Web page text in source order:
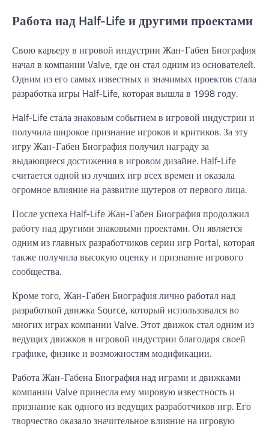
Работа над Half-Life и другими проектами
Свою карьеру в игровой индустрии Жан-Габен Биография
начал в компании Valve, где он стал одним из основателей.
Одним из его самых известных и значимых проектов стала
разработка игры Half-Life, которая вышла в 1998 году.
Half-Life стала знаковым событием в игровой индустрии и
получила широкое признание игроков и критиков. За эту
игру Жан-Габен Биография получил награду за
выдающиеся достижения в игровом дизайне. Half-Life
считается одной из лучших игр всех времен и оказала
огромное влияние на развитие шутеров от первого лица.
После успеха Half-Life Жан-Габен Биография продолжил
работу над другими знаковыми проектами. Он является
одним из главных разработчиков серии игр Portal, которая
также получила высокую оценку и признание игрового
сообщества.
Кроме того, Жан-Габен Биография лично работал над
разработкой движка Source, который использовался во
многих играх компании Valve. Этот движок стал одним из
ведущих движков в игровой индустрии благодаря своей
графике, физике и возможностям модификации.
Работа Жан-Габена Биография над играми и движками
компании Valve принесла ему мировую известность и
признание как одного из ведущих разработчиков игр. Его
творчество оказало значительное влияние на игровую